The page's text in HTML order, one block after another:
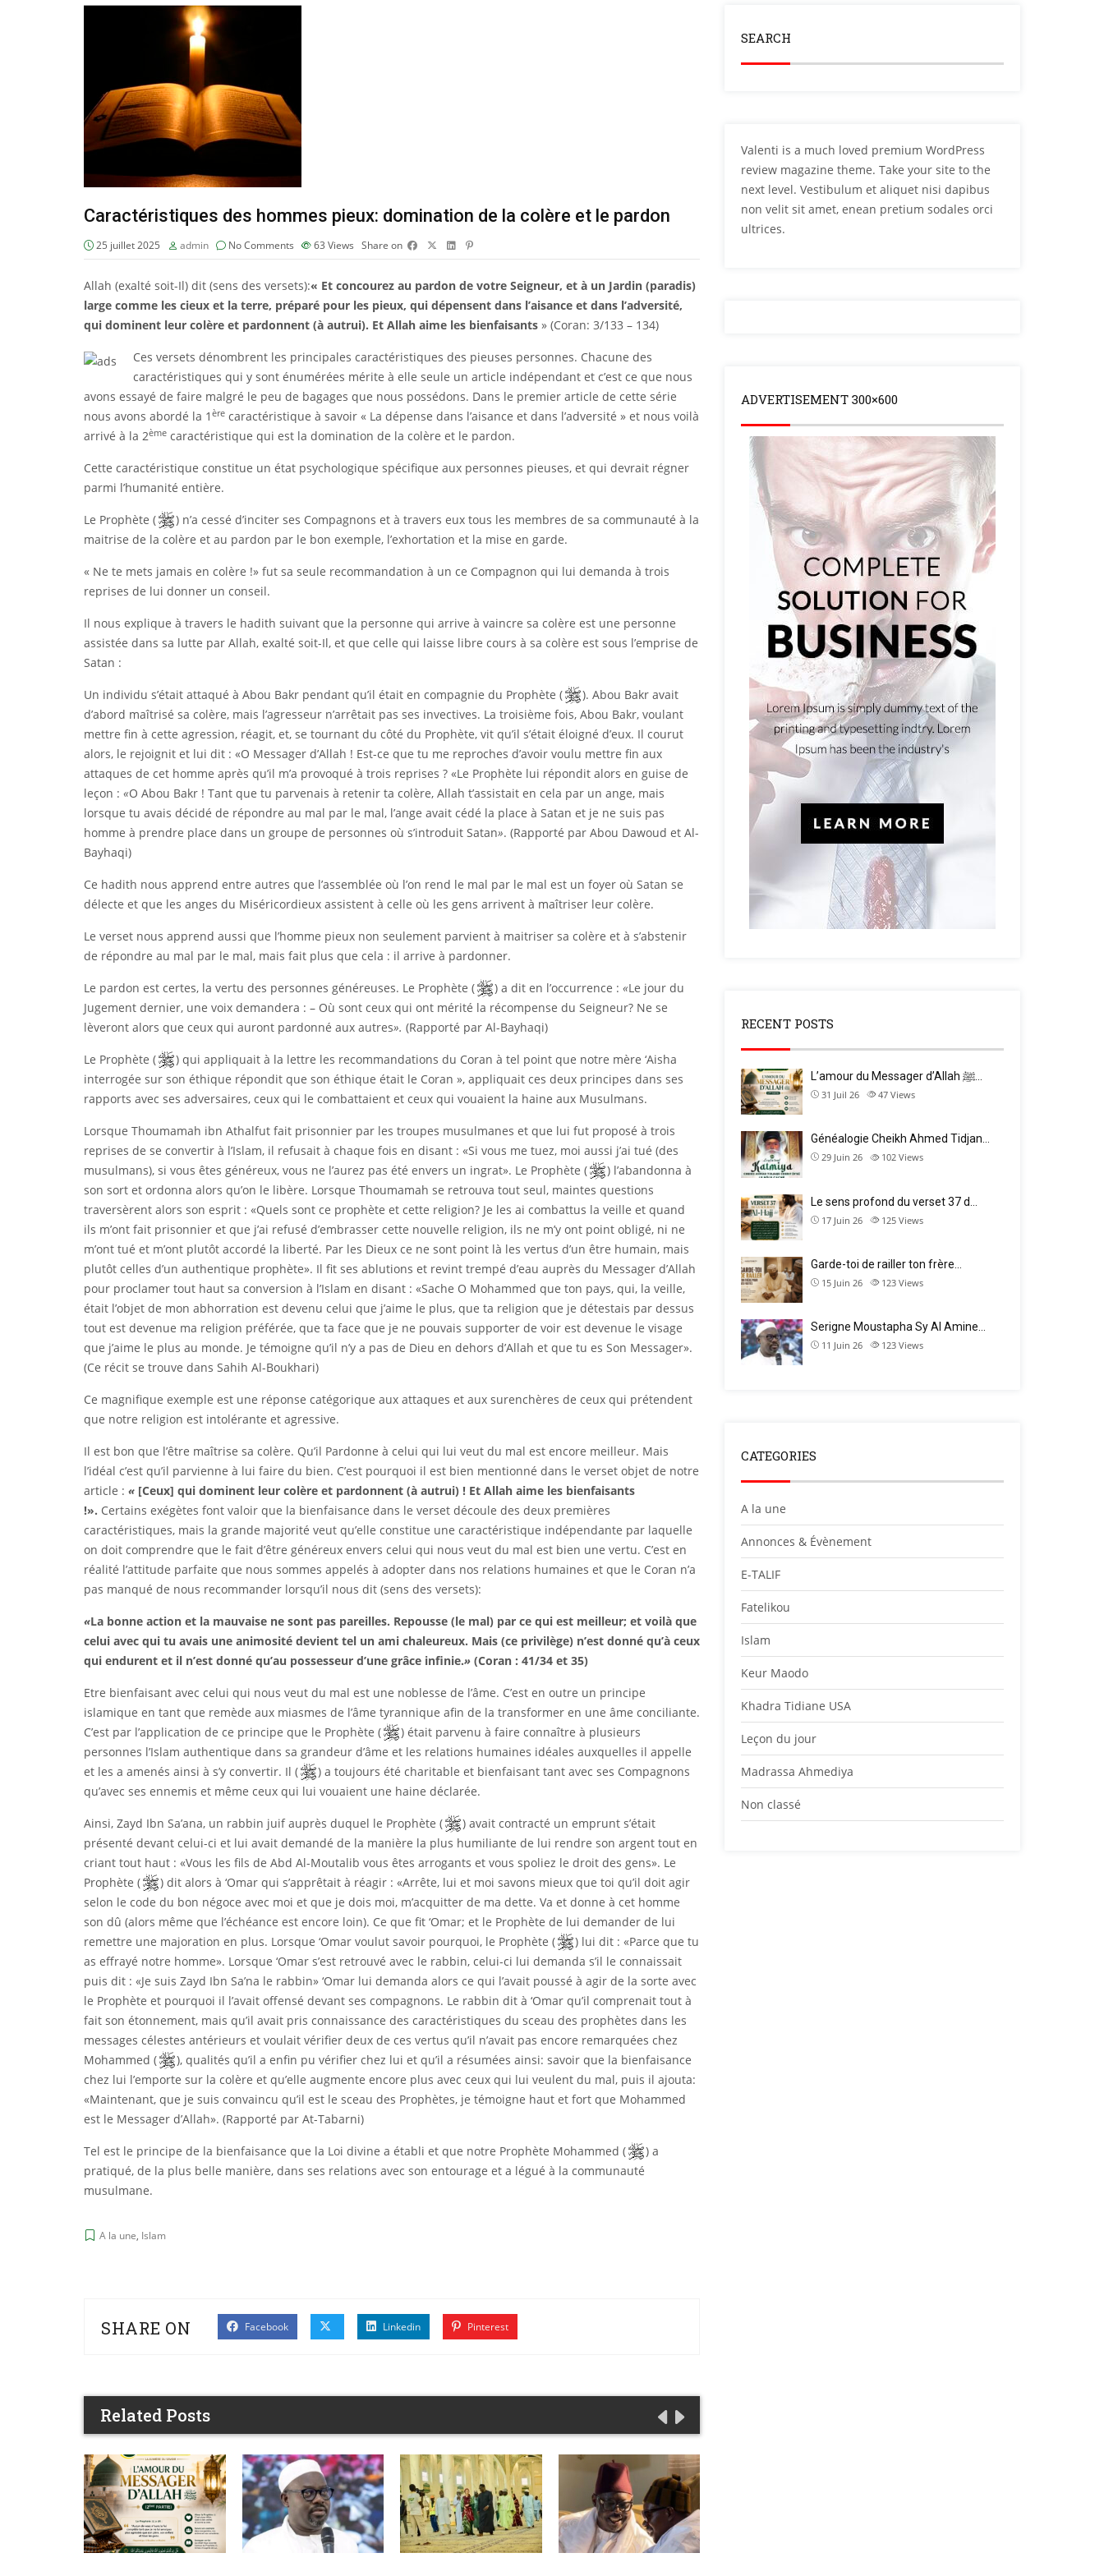
Caractéristiques des hommes pieux: domination de la colère et le pardon
25 juillet 2025 admin No Comments 63 Views Share on
Allah (exalté soit-Il) dit (sens des versets):« Et concourez au pardon de votre Seigneur, et à un Jardin (paradis)
large comme les cieux et la terre, préparé pour les pieux, qui dépensent dans l’aisance et dans l’adversité,
qui dominent leur colère et pardonnent (à autrui). Et Allah aime les bienfaisants » (Coran: 3/133 – 134)
Ces versets dénombrent les principales caractéristiques des pieuses personnes. Chacune des
caractéristiques qui y sont énumérées mérite à elle seule un article indépendant et c’est ce que nous
avons essayé de faire malgré le peu de bagages que nous possédons. Dans le premier article de cette série
nous avons abordé la 1 ère caractéristique à savoir « La dépense dans l’aisance et dans l’adversité » et nous voilà
arrivé à la 2ème caractéristique qui est la domination de la colère et le pardon.
Cette caractéristique constitue un état psychologique spécifique aux personnes pieuses, et qui devrait régner
parmi l’humanité entière.
Le Prophète (
) n’a cessé d’inciter ses Compagnons et à travers eux tous les membres de sa communauté à la
maitrise de la colère et au pardon par le bon exemple, l’exhortation et la mise en garde.
« Ne te mets jamais en colère !» fut sa seule recommandation à un ce Compagnon qui lui demanda à trois
reprises de lui donner un conseil.
Il nous explique à travers le hadith suivant que la personne qui arrive à vaincre sa colère est une personne
assistée dans sa lutte par Allah, exalté soit-Il, et que celle qui laisse libre cours à sa colère est sous l’emprise de
Satan :
Un individu s’était attaqué à Abou Bakr pendant qu’il était en compagnie du Prophète (
). Abou Bakr avait
d’abord maîtrisé sa colère, mais l’agresseur n’arrêtait pas ses invectives. La troisième fois, Abou Bakr, voulant
mettre fin à cette agression, réagit, et, se tournant du côté du Prophète, vit qu’il s’était éloigné d’eux. Il courut
alors, le rejoignit et lui dit : «O Messager d’Allah ! Est-ce que tu me reproches d’avoir voulu mettre fin aux
attaques de cet homme après qu’il m’a provoqué à trois reprises ? «Le Prophète lui répondit alors en guise de
leçon : «O Abou Bakr ! Tant que tu parvenais à retenir ta colère, Allah t’assistait en cela par un ange, mais
lorsque tu avais décidé de répondre au mal par le mal, l’ange avait cédé la place à Satan et je ne suis pas
homme à prendre place dans un groupe de personnes où s’introduit Satan». (Rapporté par Abou Dawoud et Al-
Bayhaqi)
Ce hadith nous apprend entre autres que l’assemblée où l’on rend le mal par le mal est un foyer où Satan se
délecte et que les anges du Miséricordieux assistent à celle où les gens arrivent à maîtriser leur colère.
Le verset nous apprend aussi que l’homme pieux non seulement parvient à maitriser sa colère et à s’abstenir
de répondre au mal par le mal, mais fait plus que cela : il arrive à pardonner.
Le pardon est certes, la vertu des personnes généreuses. Le Prophète ( ) a dit en l’occurrence : «Le jour du
Jugement dernier, une voix demandera : – Où sont ceux qui ont mérité la récompense du Seigneur? Ne se
lèveront alors que ceux qui auront pardonné aux autres». (Rapporté par Al-Bayhaqi)
Le Prophète (
) qui appliquait à la lettre les recommandations du Coran à tel point que notre mère ‘Aisha
interrogée sur son éthique répondit que son éthique était le Coran », appliquait ces deux principes dans ses
rapports avec ses adversaires, ceux qui le combattaient et ceux qui vouaient la haine aux Musulmans.
Lorsque Thoumamah ibn Athalfut fait prisonnier par les troupes musulmanes et que lui fut proposé à trois
reprises de se convertir à l’Islam, il refusait à chaque fois en disant : «Si vous me tuez, moi aussi j’ai tué (des
musulmans), si vous êtes généreux, vous ne l’aurez pas été envers un ingrat». Le Prophète (
) l’abandonna à
son sort et ordonna alors qu’on le libère. Lorsque Thoumamah se retrouva tout seul, maintes questions
traversèrent alors son esprit : «Quels sont ce prophète et cette religion? Je les ai combattus la veille et quand
ils m’ont fait prisonnier et que j’ai refusé d’embrasser cette nouvelle religion, ils ne m’y ont point obligé, ni ne
m’ont tué et m’ont plutôt accordé la liberté. Par les Dieux ce ne sont point là les vertus d’un être humain, mais
plutôt celles d’un authentique prophète». Il fit ses ablutions et revint trempé d’eau auprès du Messager d’Allah
pour proclamer tout haut sa conversion à l’Islam en disant : «Sache O Mohammed que ton pays, qui, la veille,
était l’objet de mon abhorration est devenu celui que j’aime le plus, que ta religion que je détestais par dessus
tout est devenue ma religion préférée, que ta face que je ne pouvais supporter de voir est devenue le visage
que j’aime le plus au monde. Je témoigne qu’il n’y a pas de Dieu en dehors d’Allah et que tu es Son Messager».
(Ce récit se trouve dans Sahih Al-Boukhari)
Ce magnifique exemple est une réponse catégorique aux attaques et aux surenchères de ceux qui prétendent
que notre religion est intolérante et agressive.
Il est bon que l’être maîtrise sa colère. Qu’il Pardonne à celui qui lui veut du mal est encore meilleur. Mais
l’idéal c’est qu’il parvienne à lui faire du bien. C’est pourquoi il est bien mentionné dans le verset objet de notre
article : « [Ceux] qui dominent leur colère et pardonnent (à autrui) ! Et Allah aime les bienfaisants
!». Certains exégètes font valoir que la bienfaisance dans le verset découle des deux premières
caractéristiques, mais la grande majorité veut qu’elle constitue une caractéristique indépendante par laquelle
on doit comprendre que le fait d’être généreux envers celui qui nous veut du mal est bien une vertu. C’est en
réalité l’attitude parfaite que nous sommes appelés à adopter dans nos relations humaines et que le Coran n’a
pas manqué de nous recommander lorsqu’il nous dit (sens des versets):
«La bonne action et la mauvaise ne sont pas pareilles. Repousse (le mal) par ce qui est meilleur; et voilà que
celui avec qui tu avais une animosité devient tel un ami chaleureux. Mais (ce privilège) n’est donné qu’à ceux
qui endurent et il n’est donné qu’au possesseur d’une grâce infinie.» (Coran : 41/34 et 35)
Etre bienfaisant avec celui qui nous veut du mal est une noblesse de l’âme. C’est en outre un principe
islamique en tant que remède aux miasmes de l’âme tyrannique afin de la transformer en une âme conciliante.
C’est par l’application de ce principe que le Prophète (
) était parvenu à faire connaître à plusieurs
personnes l’Islam authentique dans sa grandeur d’âme et les relations humaines idéales auxquelles il appelle
et les a amenés ainsi à s’y convertir. Il (
) a toujours été charitable et bienfaisant tant avec ses Compagnons
qu’avec ses ennemis et même ceux qui lui vouaient une haine déclarée.
Ainsi, Zayd Ibn Sa’ana, un rabbin juif auprès duquel le Prophète (
) avait contracté un emprunt s’était
présenté devant celui-ci et lui avait demandé de la manière la plus humiliante de lui rendre son argent tout en
criant tout haut : «Vous les fils de Abd Al-Moutalib vous êtes arrogants et vous spoliez le droit des gens». Le
Prophète (
) dit alors à ‘Omar qui s’apprêtait à réagir : «Arrête, lui et moi savons mieux que toi qu’il doit agir
selon le code du bon négoce avec moi et que je dois moi, m’acquitter de ma dette. Va et donne à cet homme
son dû (alors même que l’échéance est encore loin). Ce que fit ‘Omar; et le Prophète de lui demander de lui
remettre une majoration en plus. Lorsque ‘Omar voulut savoir pourquoi, le Prophète (
) lui dit : «Parce que tu
as effrayé notre homme». Lorsque ‘Omar s’est retrouvé avec le rabbin, celui-ci lui demanda s’il le connaissait
puis dit : «Je suis Zayd Ibn Sa’na le rabbin» ‘Omar lui demanda alors ce qui l’avait poussé à agir de la sorte avec
le Prophète et pourquoi il l’avait offensé devant ses compagnons. Le rabbin dit à ‘Omar qu’il comprenait tout à
fait son étonnement, mais qu’il avait pris connaissance des caractéristiques du sceau des prophètes dans les
messages célestes antérieurs et voulait vérifier deux de ces vertus qu’il n’avait pas encore remarquées chez
Mohammed (
), qualités qu’il a enfin pu vérifier chez lui et qu’il a résumées ainsi: savoir que la bienfaisance
chez lui l’emporte sur la colère et qu’elle augmente encore plus avec ceux qui lui veulent du mal, puis il ajouta:
«Maintenant, que je suis convaincu qu’il est le sceau des Prophètes, je témoigne haut et fort que Mohammed
est le Messager d’Allah». (Rapporté par At-Tabarni)
Tel est le principe de la bienfaisance que la Loi divine a établi et que notre Prophète Mohammed (
) a
pratiqué, de la plus belle manière, dans ses relations avec son entourage et a légué à la communauté
musulmane.
A la une, Islam
SHARE ON Facebook Linkedin Pinterest
Related Posts
SEARCH
Valenti is a much loved premium WordPress
review magazine theme. Take your site to the
next level. Vestibulum et aliquet nisi dapibus
non velit sit amet, enean pretium sodales orci
ultrices.
ADVERTISEMENT 300×600
RECENT POSTS
31 Juil 26 47 Views
Généalogie Cheikh Ahmed Tidjan…
29 Juin 26 102 Views
Le sens profond du verset 37 d…
17 Juin 26 125 Views
Garde-toi de railler ton frère…
15 Juin 26 123 Views
Serigne Moustapha Sy Al Amine…
11 Juin 26 123 Views
CATEGORIES
A la une
Annonces & Évènement
E-TALIF
Fatelikou
Islam
Keur Maodo
Khadra Tidiane USA
Leçon du jour
Madrassa Ahmediya
Non classé